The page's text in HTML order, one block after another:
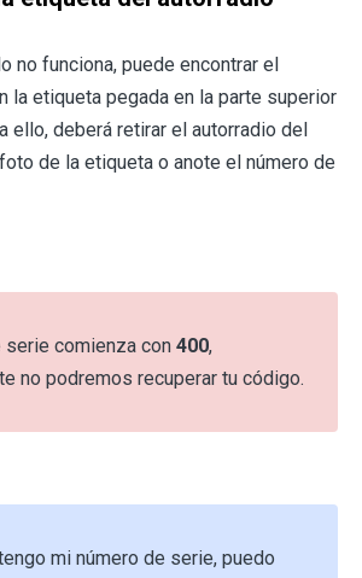
no funciona, puede encontrar el
la etiqueta pegada en la parte superior
ello, deberá retirar el autorradio del
de la etiqueta o anote el número de
serie comienza con 400,
no podremos recuperar tu código.
mi número de serie, puedo